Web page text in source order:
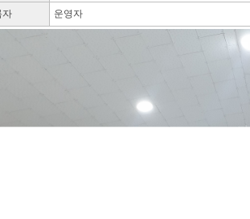
자 운영자